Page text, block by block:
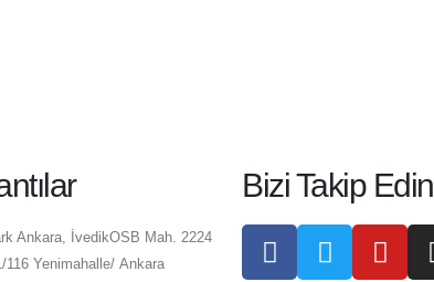
Ankara, İvedikOSB Mah. 2224
116 Yenimahalle/ Ankara
Bizi Takip Edin